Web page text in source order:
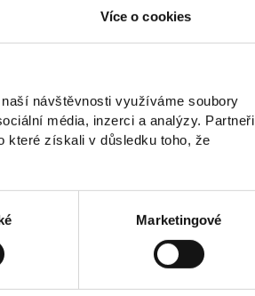
Více o cookies
návštěvnosti využíváme soubory
média, inzerci a analýzy. Partneři
které získali v důsledku toho, že
Marketingové
| JAK PŘEŽÍT V TOXICKÉ FIRMĚ?